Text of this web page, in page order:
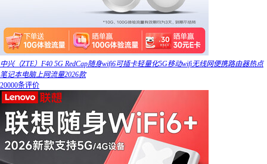
中兴（ZTE）F40 5G RedCap随身wifi6可插卡轻量化5G移动wifi无线网便携路由器热点
笔记本电脑上网流量2026款
20000条评价